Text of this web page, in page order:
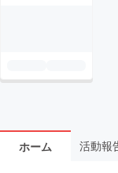
ホーム 活動報